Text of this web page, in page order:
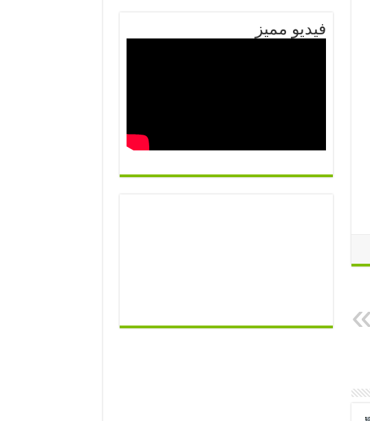
فيديو مميز